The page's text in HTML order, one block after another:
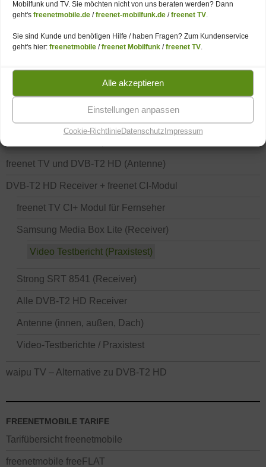
Mobilfunk und TV. Sie möchten nicht von uns beraten werden? Dann
geht's freenetmobile.de /freenet-mobilfunk.de /freenet TV
Sie sind Kunde und benötigen Hilfe / haben Fragen? Zum Kundenservice
geht's hier: freenetmobile /freenet Mobilfunk /freenet TV
Alle akzeptieren
Einstellungen anpassen
Cookie-RichtlinieDatenschutzImpressum
Videos zu freenet TV
FREENET TV UND DVB-T2 HD (ANTENNE)
freenet TV und DVB-T2 HD (Antenne)
DVB-T2 HD Receiver + freenet CI-Modul
freenet TV CI+ Modul für Fernseher
Samsung Media Box Lite (Receiver)
Video Testbericht (Praxistest)
Strong SRT 8541 (Receiver)
Alle DVB-T2 HD Receiver
Antenne (innen, außen, Dach)
Video-Testberichte / Praxistest
waipu TV – Alternative zu DVB-T2 HD
FREENETMOBILE TARIFE
Tarifübersicht freenetmobile
freenetmobile freeFLAT